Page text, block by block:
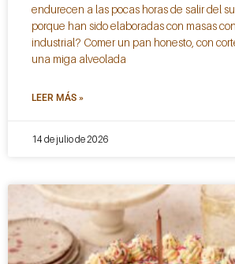
endurecen a las pocas horas de salir del
porque han sido elaboradas con masas
industrial? Comer un pan honesto, con
una miga alveolada
LEER MÁS »
14 de julio de 2026